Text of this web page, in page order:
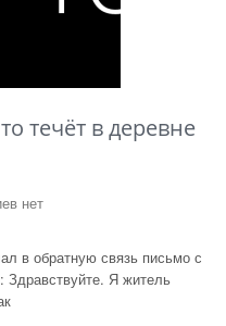
течёт в деревне
нет
в обратную связь письмо с
Здравствуйте. Я житель